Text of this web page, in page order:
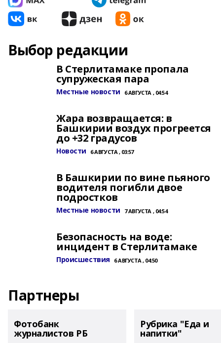
Выбор редакции
В Стерлитамаке пропала
супружеская пара
Местные новости 6 АВГУСТА , 04:54
Жара возвращается: в
Башкирии воздух прогреется
до +32 градусов
Новости 6 АВГУСТА , 03:57
В Башкирии по вине пьяного
водителя погибли двое
подростков
Местные новости 7 АВГУСТА , 04:54
Безопасность на воде:
инцидент в Стерлитамаке
Происшествия 6 АВГУСТА , 04:50
Партнеры
Фотобанк
журналистов РБ
Рубрика "Еда и
напитки"